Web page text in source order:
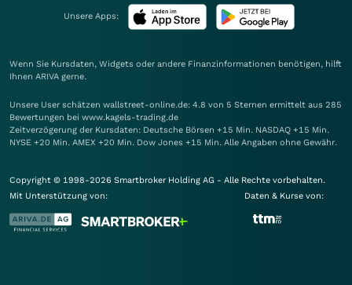
Unsere Apps:
Wenn Sie Kursdaten, Widgets oder andere Finanzinformationen benötigen, hilft
Ihnen ARIVA gerne.
Unsere User schätzen wallstreet-online.de: 4.8 von 5 Sternen ermittelt aus 285
Bewertungen bei www.kagels-trading.de
Zeitverzögerung der Kursdaten: Deutsche Börsen +15 Min. NASDAQ +15 Min.
NYSE +20 Min. AMEX +20 Min. Dow Jones +15 Min. Alle Angaben ohne Gewähr.
Copyright © 1998-2026 Smartbroker Holding AG - Alle Rechte vorbehalten.
Mit Unterstützung von:
Daten & Kurse von: